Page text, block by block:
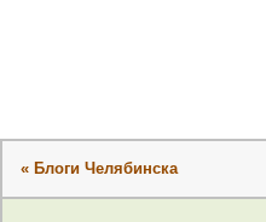
« Блоги Челябинска